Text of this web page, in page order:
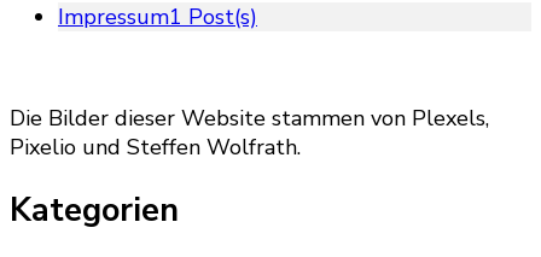
Impressum1 Post(s)
Die Bilder dieser Website stammen von Plexels,
Pixelio und Steffen Wolfrath.
Kategorien